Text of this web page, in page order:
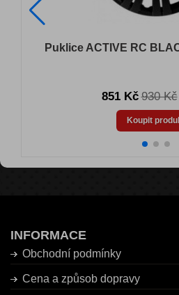
Puklice ACTIVE RC
851 Kč 930 Kč
Koupit
INFORMACE
Obchodní podmínky
Cena a způsob dopravy